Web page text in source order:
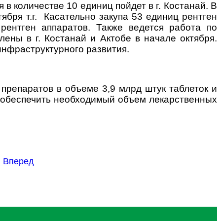
количестве 10 единиц пойдет в г. Костанай. В
т.г. Касательно закупа 53 единиц рентген
аппаратов. Также ведется работа по
в г. Костанай и Актобе в начале октября.
развития.
в объеме 3,9 млрд штук таблеток и
необходимый объем лекарственных
Вперед